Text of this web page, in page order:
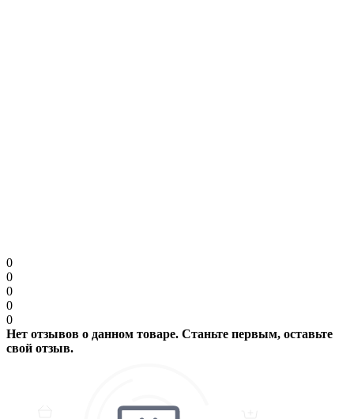
0
0
0
0
0
Нет отзывов о данном товаре. Станьте первым, оставьте
свой отзыв.